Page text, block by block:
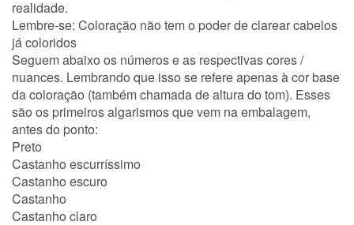
realidade.
Lembre-se: Coloração não tem o poder de clarear cabelos
já coloridos
Seguem abaixo os números e as respectivas cores /
nuances. Lembrando que isso se refere apenas à cor base
da coloração (também chamada de altura do tom). Esses
são os primeiros algarismos que vem na embalagem,
antes do ponto:
Preto
Castanho escurríssimo
Castanho escuro
Castanho
Castanho claro